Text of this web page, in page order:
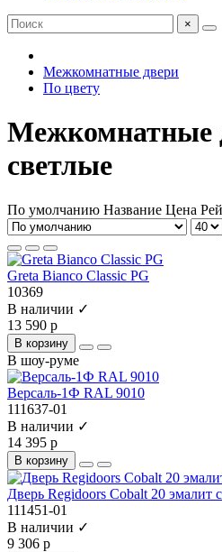
×
Межкомнатные двери
По цвету
Межкомнатные
светлые
По умолчанию Название Цена
Greta Bianco Classic PG
10369
В наличии ✓
13 590 р
В корзину
В шоу-руме
Версаль-1Ф RAL 9010
111637-01
В наличии ✓
14 395 р
В корзину
Дверь Regidoors Cobalt 20 эмалит
111451-01
В наличии ✓
9 306 р